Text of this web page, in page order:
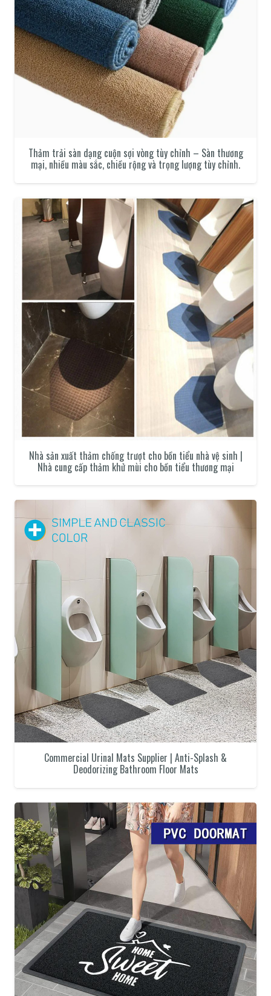
Thảm trải sàn dạng cuộn sợi vòng tùy chỉnh – Sàn thương
mại, nhiều màu sắc, chiều rộng và trọng lượng tùy chỉnh.
Nhà sản xuất thảm chống trượt cho bồn tiểu nhà vệ sinh |
Nhà cung cấp thảm khử mùi cho bồn tiểu thương mại
Commercial Urinal Mats Supplier | Anti-Splash &
Deodorizing Bathroom Floor Mats